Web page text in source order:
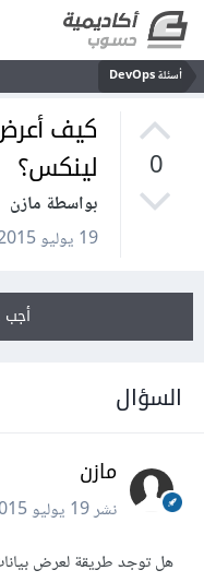
أسئلة DevOps
0
لينكس؟
بواسطة مازن
19 يوليو 2015
أجب
السؤال
مازن
نشر19 يوليو 2015
هل توجد طريقة لعرض